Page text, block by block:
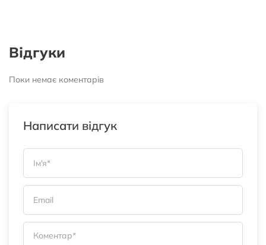
Відгуки
Поки немає коментарів
Написати відгук